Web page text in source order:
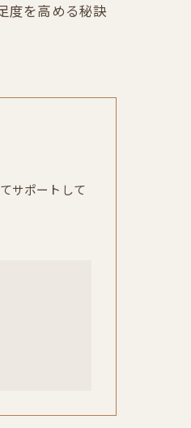
度を高める秘訣
サポートして